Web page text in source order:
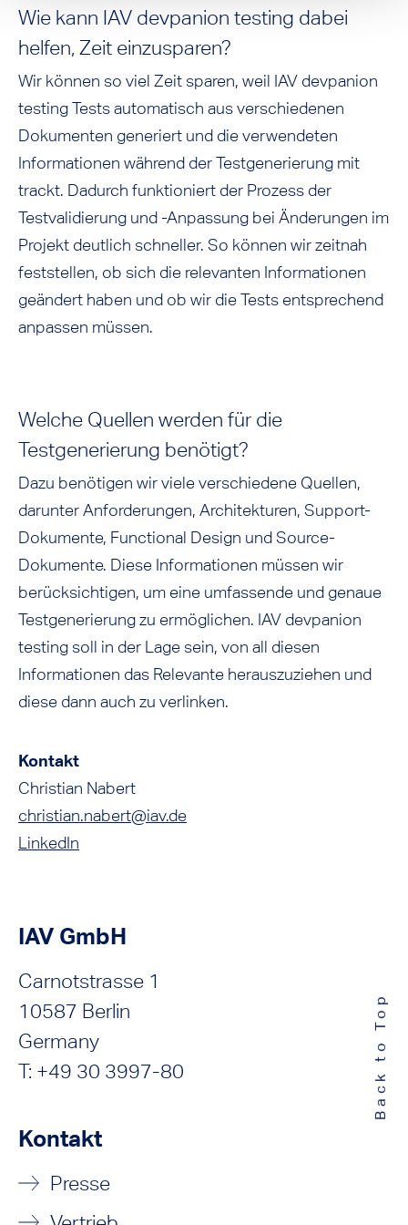
Wie kann IAV devpanion testing dabei
helfen, Zeit einzusparen?
Wir können so viel Zeit sparen, weil IAV devpanion
testing Tests automatisch aus verschiedenen
Dokumenten generiert und die verwendeten
Informationen während der Testgenerierung mit
trackt. Dadurch funktioniert der Prozess der
Testvalidierung und -Anpassung bei Änderungen im
Projekt deutlich schneller. So können wir zeitnah
feststellen, ob sich die relevanten Informationen
geändert haben und ob wir die Tests entsprechend
anpassen müssen.
Welche Quellen werden für die
Testgenerierung benötigt?
Dazu benötigen wir viele verschiedene Quellen,
darunter Anforderungen, Architekturen, Support-
Dokumente, Functional Design und Source-
Dokumente. Diese Informationen müssen wir
berücksichtigen, um eine umfassende und genaue
Testgenerierung zu ermöglichen. IAV devpanion
testing soll in der Lage sein, von all diesen
Informationen das Relevante herauszuziehen und
diese dann auch zu verlinken.
Kontakt
Christian Nabert
christian.nabert@iav.de
LinkedIn
IAV GmbH
Carnotstrasse 1
10587 Berlin
Germany
T: +49 30 3997-80
Kontakt
Presse
Back to Top